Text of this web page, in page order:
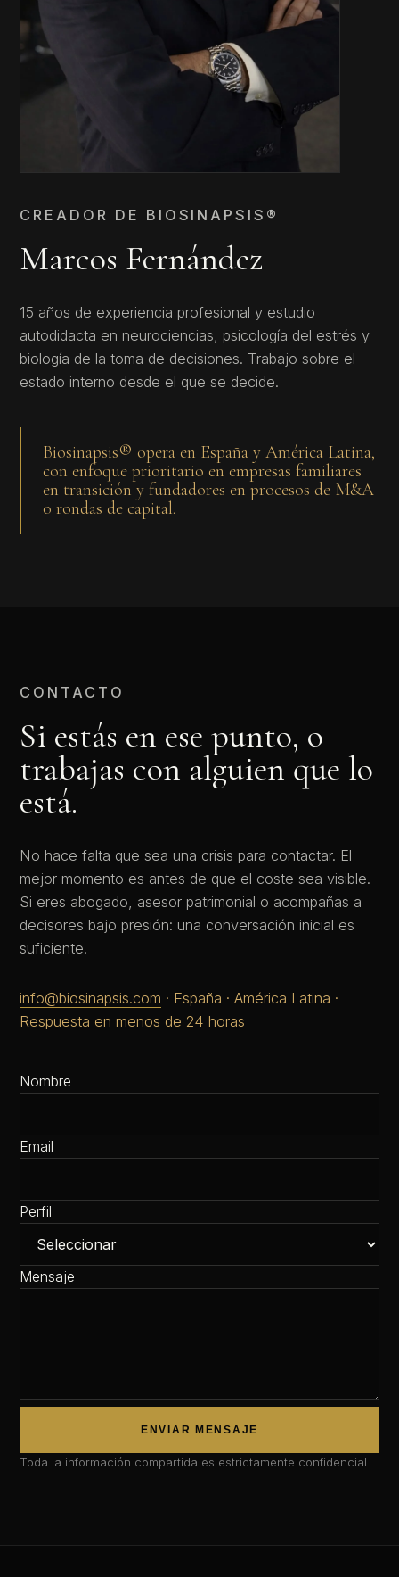
CREADOR DE BIOSINAPSIS®
Marcos Fernández
15 años de experiencia profesional y estudio
autodidacta en neurociencias, psicología del estrés y
biología de la toma de decisiones. Trabajo sobre el
estado interno desde el que se decide.
Biosinapsis® opera en España y América Latina,
con enfoque prioritario en empresas familiares
en transición y fundadores en procesos de M&A
o rondas de capital.
CONTACTO
Si estás en ese punto, o
trabajas con alguien que lo
está.
No hace falta que sea una crisis para contactar. El
mejor momento es antes de que el coste sea visible.
Si eres abogado, asesor patrimonial o acompañas a
decisores bajo presión: una conversación inicial es
suficiente.
info@biosinapsis.com · España · América Latina ·
Respuesta en menos de 24 horas
Nombre
Email
Perfil
Mensaje
ENVIAR MENSAJE
Toda la información compartida es estrictamente confidencial.